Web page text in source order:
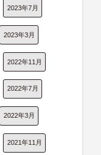
2023年7月
2023年3月
2022年11月
2022年7月
2022年3月
2021年11月